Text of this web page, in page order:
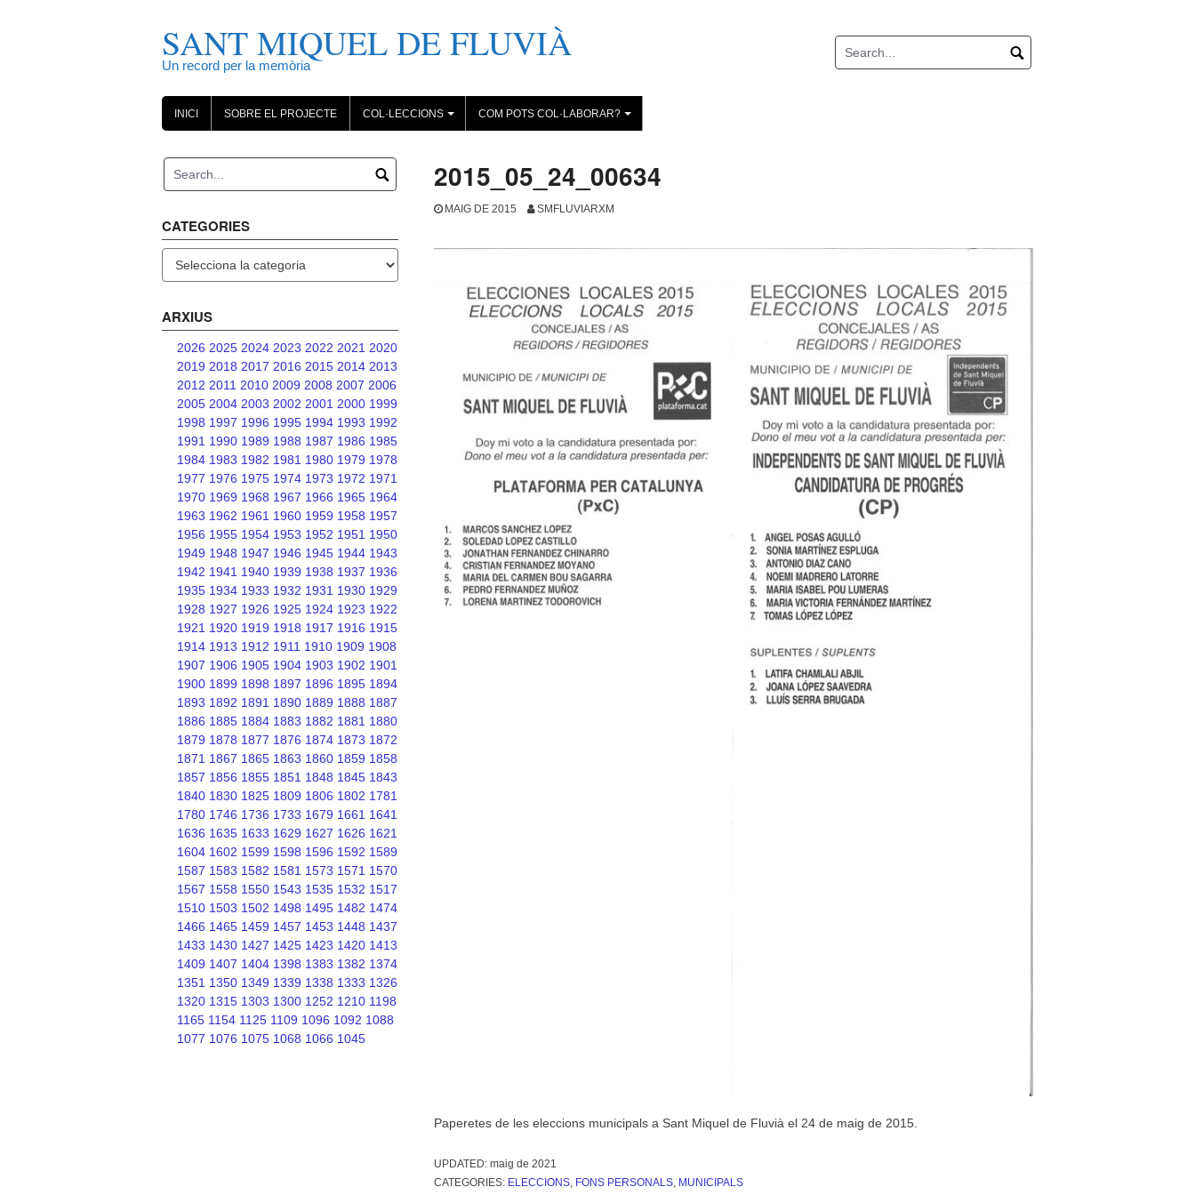
SANT MIQUEL DE FLUVIÀ
Un record per la memòria
INICI SOBRE EL PROJECTE
+
COL·LECCIONS
+
COM POTS COL·LABORAR?
2015_05_24_00634
MAIG DE 2015 SMFLUVIARXM
Paperetes de les eleccions municipals a Sant Miquel de Fluvià el 24 de maig de 2015.
UPDATED: maig de 2021
CATEGORIES: ELECCIONS FONS PERSONALS MUNICIPALS
CATEGORIES
ARXIUS
2026 2025 2024 2023 2022 2021 2020
2019 2018 2017 2016 2015 2014 2013
2012 2011 2010 2009 2008 2007 2006
2005 2004 2003 2002 2001 2000 1999
1998 1997 1996 1995 1994 1993 1992
1991 1990 1989 1988 1987 1986 1985
1984 1983 1982 1981 1980 1979 1978
1977 1976 1975 1974 1973 1972 1971
1970 1969 1968 1967 1966 1965 1964
1963 1962 1961 1960 1959 1958 1957
1956 1955 1954 1953 1952 1951 1950
1949 1948 1947 1946 1945 1944 1943
1942 1941 1940 1939 1938 1937 1936
1935 1934 1933 1932 1931 1930 1929
1928 1927 1926 1925 1924 1923 1922
1921 1920 1919 1918 1917 1916 1915
1914 1913 1912 1911 1910 1909 1908
1907 1906 1905 1904 1903 1902 1901
1900 1899 1898 1897 1896 1895 1894
1893 1892 1891 1890 1889 1888 1887
1886 1885 1884 1883 1882 1881 1880
1879 1878 1877 1876 1874 1873 1872
1871 1867 1865 1863 1860 1859 1858
1857 1856 1855 1851 1848 1845 1843
1840 1830 1825 1809 1806 1802 1781
1780 1746 1736 1733 1679 1661 1641
1636 1635 1633 1629 1627 1626 1621
1604 1602 1599 1598 1596 1592 1589
1587 1583 1582 1581 1573 1571 1570
1567 1558 1550 1543 1535 1532 1517
1510 1503 1502 1498 1495 1482 1474
1466 1465 1459 1457 1453 1448 1437
1433 1430 1427 1425 1423 1420 1413
1409 1407 1404 1398 1383 1382 1374
1351 1350 1349 1339 1338 1333 1326
1320 1315 1303 1300 1252 1210 1198
1165 1154 1125 1109 1096 1092 1088
1077 1076 1075 1068 1066 1045